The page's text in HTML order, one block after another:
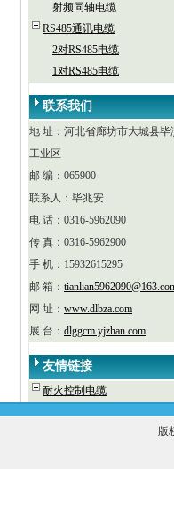
射频同轴电缆
RS485通讯电缆
2对RS485电缆
1对RS485电缆
联系我们
地 址：河北省廊坊市大城县毕
工业区
邮 编：065900
联系人：毕兆安
电 话：0316-5962090
传 真：0316-5962900
手 机：15932615295
邮 箱：
网 址： www.dlbza.com
展 台： dlggcm.yjzhan.com
友情链接
耐火控制电缆
版